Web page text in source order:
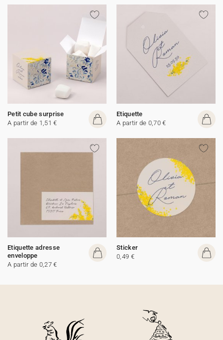
Petit cube surprise
A partir de 1,51 €
Etiquette
A partir de 0,70 €
Etiquette adresse
enveloppe
A partir de 0,27 €
Sticker
0,49 €